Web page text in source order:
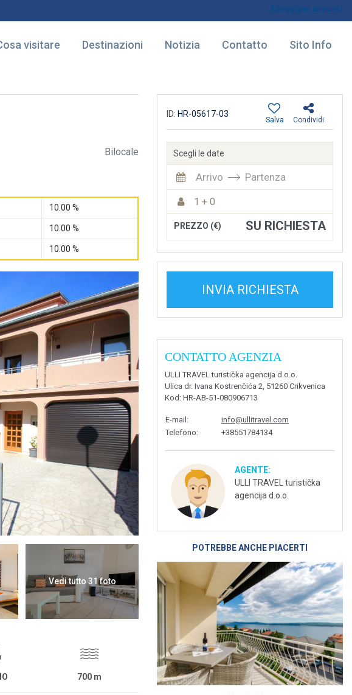
Alloggi per annunci
visitare Destinazioni Notizia Contatto Sito Info
Bilocale
10.00 %
10.00 %
10.00 %
Vedi tutto 31 foto
700 m
ID: HR-05617-03
Condividi
Salva
Scegli le date
Arrivo Partenza
1 + 0
PREZZO (€) SU RICHIESTA
INVIA RICHIESTA
CONTATTO AGENZIA
ULLI TRAVEL turistička agencija d.o.o.
Ulica dr. Ivana Kostrenčića 2, 51260 Crikvenica
Kod : HR-AB-51-080906713
E-mail :
info@ullitravel.com
Telefono: +38551784134
AGENTE:
ULLI TRAVEL turistička
agencija d.o.o.
POTREBBE ANCHE PIACERTI